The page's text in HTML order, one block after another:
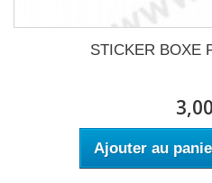
STICKER BOXE
Ajouter au